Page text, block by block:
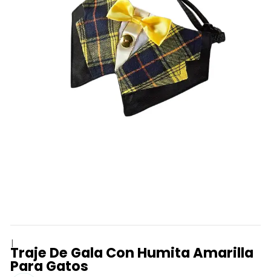
|
Traje De Gala Con Humita Amarilla
Para Gatos